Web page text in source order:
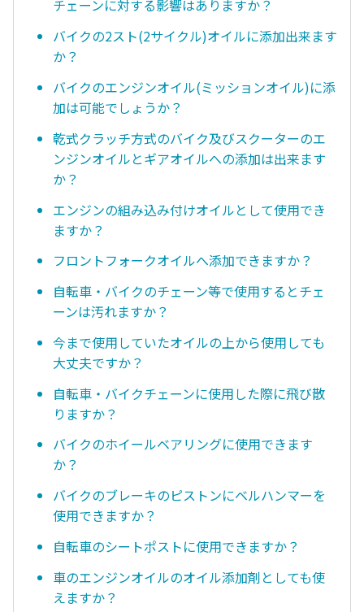
チェーンに対する影響はありますか？
バイクの2スト(2サイクル)オイルに添加出来ます
か？
バイクのエンジンオイル(ミッションオイル)に添
加は可能でしょうか？
乾式クラッチ方式のバイク及びスクーターのエ
ンジンオイルとギアオイルへの添加は出来ます
か？
エンジンの組み込み付けオイルとして使用でき
ますか？
フロントフォークオイルへ添加できますか？
自転車・バイクのチェーン等で使用するとチェ
ーンは汚れますか？
今まで使用していたオイルの上から使用しても
大丈夫ですか？
自転車・バイクチェーンに使用した際に飛び散
りますか？
バイクのホイールベアリングに使用できます
か？
バイクのブレーキのピストンにベルハンマーを
使用できますか？
自転車のシートポストに使用できますか？
車のエンジンオイルのオイル添加剤としても使
えますか？